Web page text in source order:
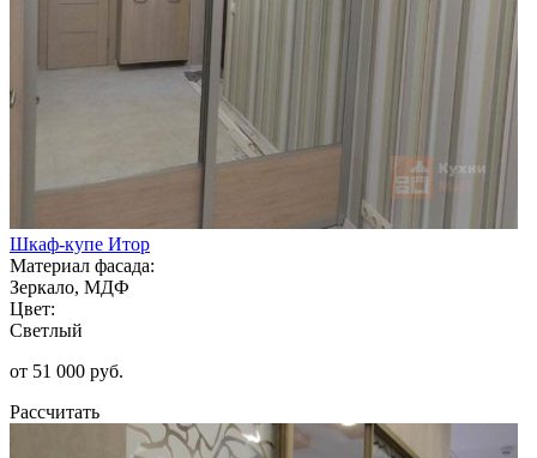
Шкаф-купе Итор
Материал фасада:
Зеркало, МДФ
Цвет:
Светлый
от 51 000 руб.
Рассчитать